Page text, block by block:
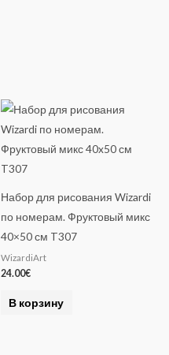
Набор для рисования Wizardi
по номерам. Фруктовый микс
40×50 см T307
WizardiArt
24.00€
В корзину